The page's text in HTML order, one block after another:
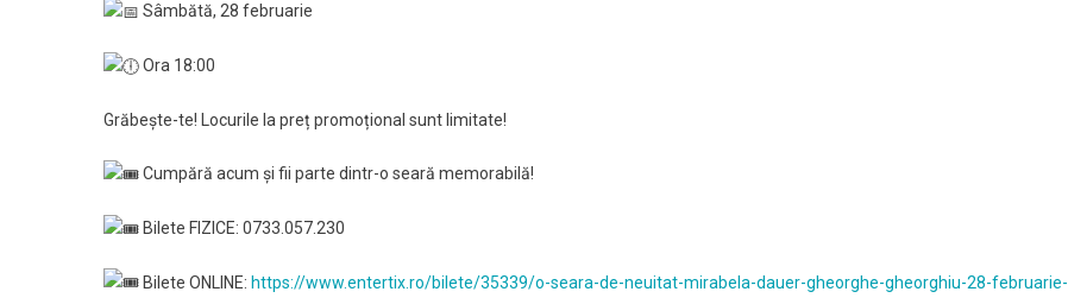
Sâmbătă, 28 februarie
Ora 18:00
Grăbește-te! Locurile la preț promoțional sunt limitate!
Cumpără acum și fii parte dintr-o seară memorabilă!
Bilete FIZICE: 0733.057.230
Bilete ONLINE: https://www.entertix.ro/bilete/35339/o-seara-de-neuitat-mirabela-dauer-gheorghe-gheorghiu-28-februarie-